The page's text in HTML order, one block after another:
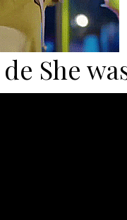
She